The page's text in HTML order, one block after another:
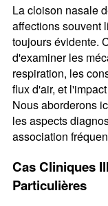
La cloison nasale
affections souvent
toujours évidente.
d'examiner les
respiration, les
flux d'air, et
Nous aborderons
les aspects
association
Cas Cliniques
Particulières